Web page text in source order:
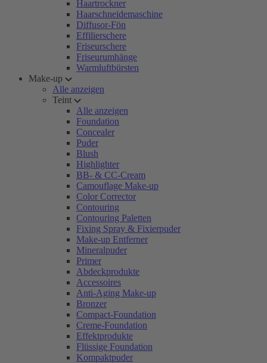
Haartrockner
Haarschneidemaschine
Diffusor-Fön
Effilierschere
Friseurschere
Friseurumhänge
Warmluftbürsten
Make-up
Alle anzeigen
Teint
Alle anzeigen
Foundation
Concealer
Puder
Blush
Highlighter
BB- & CC-Cream
Camouflage Make-up
Color Corrector
Contouring
Contouring Paletten
Fixing Spray & Fixierpuder
Make-up Entferner
Mineralpuder
Primer
Abdeckprodukte
Accessoires
Anti-Aging Make-up
Bronzer
Compact-Foundation
Creme-Foundation
Effektprodukte
Flüssige Foundation
Kompaktpuder